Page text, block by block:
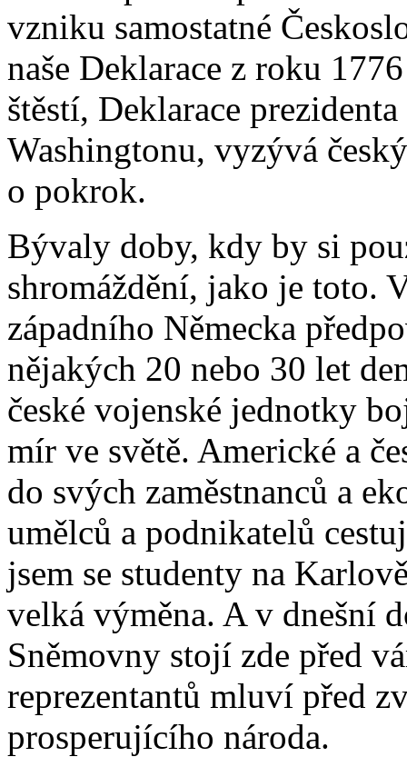
vzniku samostatné
naše Deklarace z roku
štěstí, Deklarace
Washingtonu, vyzývá
o pokrok.
Bývaly doby, kdy by si
shromáždění, jako je toto.
západního Německa
nějakých 20 nebo 30 let
české vojenské jednotky
mír ve světě. Americké a
do svých zaměstnanců a
umělců a podnikatelů
jsem se studenty na
velká výměna. A v dnešní
Sněmovny stojí zde před
reprezentantů mluví před
prosperujícího národa.